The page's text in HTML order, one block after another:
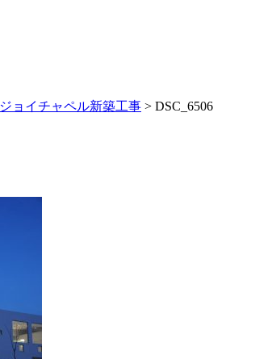
ジョイチャペル新築工事 > DSC_6506